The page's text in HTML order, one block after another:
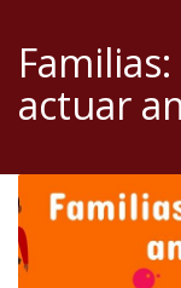
actuar